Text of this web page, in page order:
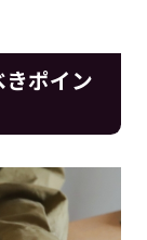
ポイン